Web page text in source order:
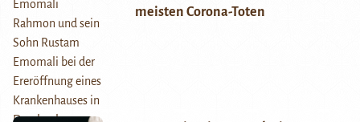
meisten Corona-Toten